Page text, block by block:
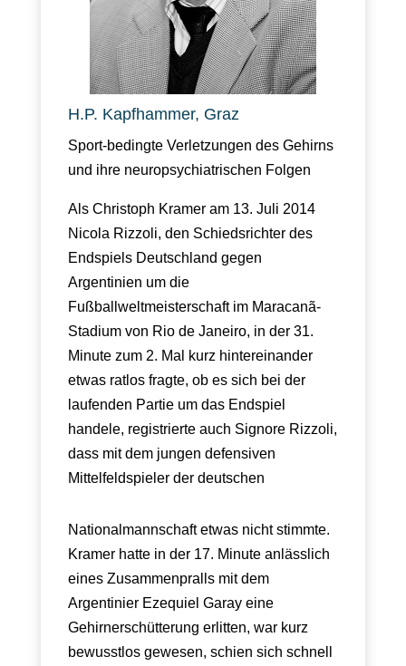
H.P. Kapfhammer, Graz
Sport-bedingte Verletzungen des Gehirns
und ihre neuropsychiatrischen Folgen
Als Christoph Kramer am 13. Juli 2014
Nicola Rizzoli, den Schiedsrichter des
Endspiels Deutschland gegen
Argentinien um die
Fußballweltmeisterschaft im Maracanã-
Stadium von Rio de Janeiro, in der 31.
Minute zum 2. Mal kurz hintereinander
etwas ratlos fragte, ob es sich bei der
laufenden Partie um das Endspiel
handele, registrierte auch Signore Rizzoli,
dass mit dem jungen defensiven
Mittelfeldspieler der deutschen
Nationalmannschaft etwas nicht stimmte.
Kramer hatte in der 17. Minute anlässlich
eines Zusammenpralls mit dem
Argentinier Ezequiel Garay eine
Gehirnerschütterung erlitten, war kurz
bewusstlos gewesen, schien sich schnell